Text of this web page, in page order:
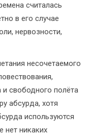
считалась
в его случае
нервозности,
несочетаемого
и свободного полёта
абсурда, хотя
используются
нет никаких